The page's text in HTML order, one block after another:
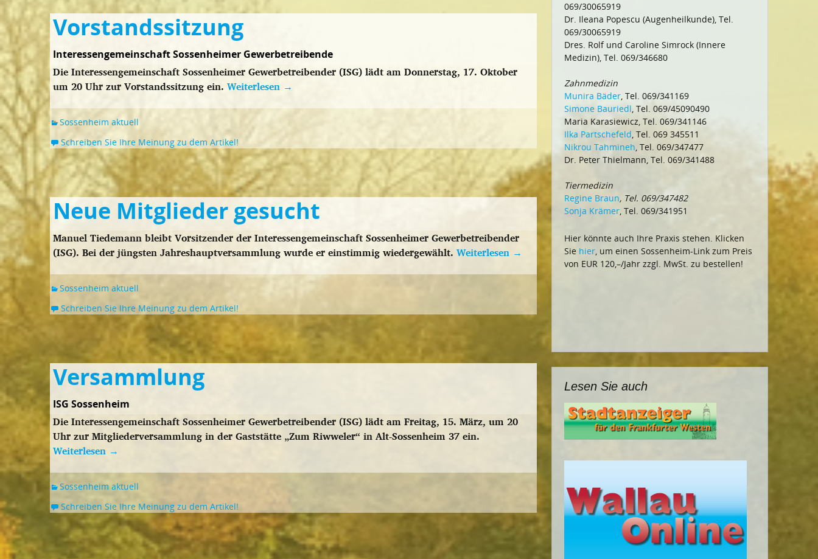
Vorstandssitzung
Interessengemeinschaft Sossenheimer Gewerbetreibende
Die Interessengemeinschaft Sossenheimer Gewerbetreibender (ISG) lädt am Donnerstag, 17. Oktober
um 20 Uhr zur Vorstandssitzung ein. Weiterlesen →
Sossenheim aktuell
Schreiben Sie Ihre Meinung zu dem Artikel!
Neue Mitglieder gesucht
Manuel Tiedemann bleibt Vorsitzender der Interessengemeinschaft Sossenheimer Gewerbetreibender
(ISG). Bei der jüngsten Jahreshauptversammlung wurde er einstimmig wiedergewählt. Weiterlesen →
Sossenheim aktuell
Schreiben Sie Ihre Meinung zu dem Artikel!
Versammlung
ISG Sossenheim
Die Interessengemeinschaft Sossenheimer Gewerbetreibender (ISG) lädt am Freitag, 15. März, um 20
Uhr zur Mitgliederversammlung in der Gaststätte „Zum Riwweler“ in Alt-Sossenheim 37 ein.
Weiterlesen →
Sossenheim aktuell
Schreiben Sie Ihre Meinung zu dem Artikel!
069/30065919
Dr. Ileana Popescu (Augenheilkunde), Tel.
069/30065919
Dres. Rolf und Caroline Simrock (Innere
Medizin), Tel. 069/346680
Zahnmedizin
Munira Bäder, Tel. 069/341169
Simone Bauriedl, Tel. 069/45090490
Maria Karasiewicz, Tel. 069/341146
Ilka Partschefeld, Tel. 069 345511
Nikrou Tahmineh, Tel. 069/347477
Dr. Peter Thielmann, Tel. 069/341488
Tiermedizin
Regine Braun, Tel. 069/347482
Sonja Krämer, Tel. 069/341951
Hier könnte auch Ihre Praxis stehen. Klicken
Sie hier, um einen Sossenheim-Link zum Preis
von EUR 120,–/Jahr zzgl. MwSt. zu bestellen!
Lesen Sie auch